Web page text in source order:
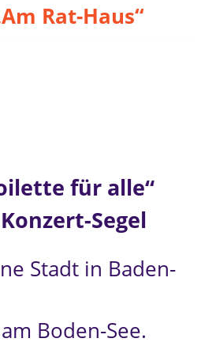
Rat-Haus“
für alle“
Segel
Stadt in Baden-
Boden-See.